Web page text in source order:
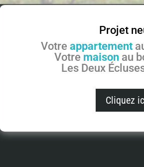
Projet
Votreappartement
Votre maison au
Les Deux
Cliquez